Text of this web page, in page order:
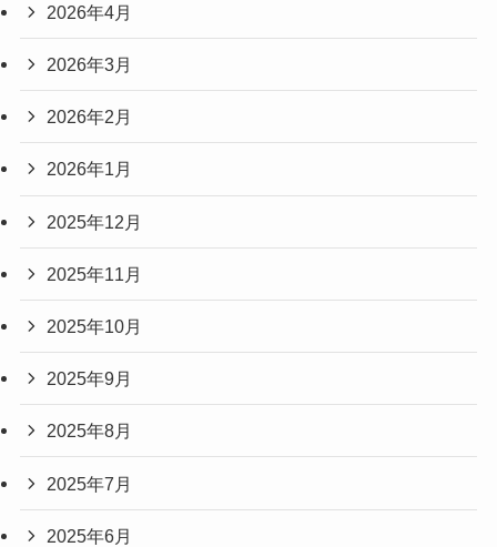
2026年4月
2026年3月
2026年2月
2026年1月
2025年12月
2025年11月
2025年10月
2025年9月
2025年8月
2025年7月
2025年6月